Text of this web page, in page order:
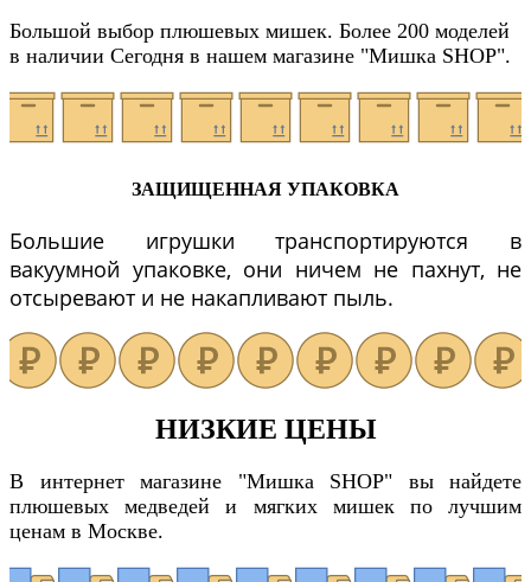
Большой выбор плюшевых мишек. Более 200 моделей
в наличии Сегодня в нашем магазине "Мишка SHOP".
ЗАЩИЩЕННАЯ УПАКОВКА
Большие игрушки транспортируются в
вакуумной упаковке, они ничем не пахнут, не
отсыревают и не накапливают пыль.
НИЗКИЕ ЦЕНЫ
В интернет магазине "Мишка SHOP" вы найдете
плюшевых медведей и мягких мишек по лучшим
ценам в Москве.